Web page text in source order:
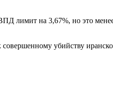
на 3,67%, но это менее
убийству